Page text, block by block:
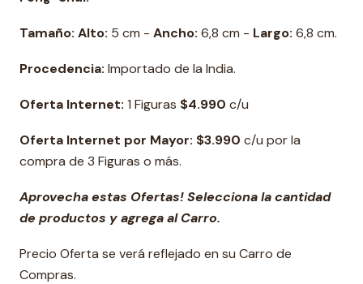
Tamaño: Alto: 5 cm - Ancho: 6,8 cm - Largo: 6,8 cm.
Procedencia: Importado de la India.
Oferta Internet: 1 Figuras $4.990 c/u
Oferta Internet por Mayor: $3.990 c/u por la
compra de 3 Figuras o más.
Aprovecha estas Ofertas! Selecciona la cantidad
de productos y agrega al Carro.
Precio Oferta se verá reflejado en su Carro de
Compras.